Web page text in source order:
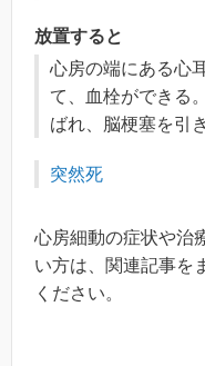
放置すると
心房の端にある心
て、血栓ができる
ばれ、脳梗塞を引
突然死
心房細動の症状や治
い方は、関連記事を
ください。